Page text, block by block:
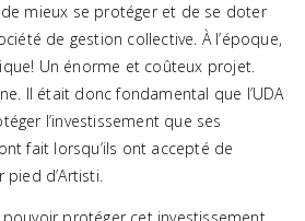
mieux se protéger et de se doter
de gestion collective. À l’époque,
Un énorme et coûteux projet.
Il était donc fondamental que l’UDA
l’investissement que ses
fait lorsqu’ils ont accepté de
d’Artisti.